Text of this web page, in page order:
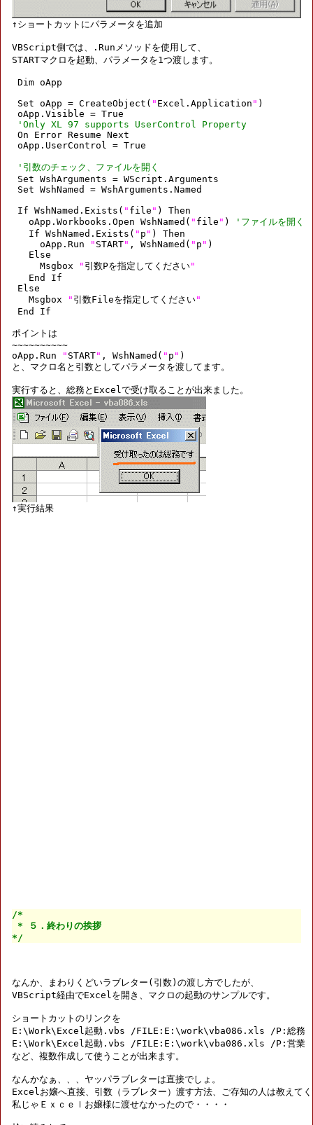
VBScript側では、.Runメソッドを使用して、
STARTマクロを起動、パラメータを1つ渡します。
Dim oApp
Set oApp = CreateObject( " Excel.Application " )
oApp.Visible = True
'Only XL 97 supports UserControl Property
On Error Resume Next
oApp.UserControl = True
'引数のチェック、ファイルを開く
Set WshArguments = WScript.Arguments
Set WshNamed = WshArguments.Named
If WshNamed.Exists( " file " ) Then
   oApp.Workbooks.Open WshNamed(
" file " )
'ファイルを開く
   If WshNamed.Exists(
" p " ) Then
     oApp.Run
" START" , WshNamed( " p " )
   Else
     Msgbox
" 引数Pを指定してください"
   End If
Else
   Msgbox
" 引数Fileを指定してください"
End If
ポイントは
~~~~~~~~~~
oApp.Run
" START" , WshNamed( " p " )
と、マクロ名と引数としてパラメータを渡してます。
/*
* ５．終わりの挨拶
*/
なんか、まわりくどいラブレター(引数)の渡し方でしたが、
VBScript経由でExcelを開き、マクロの起動のサンプルです。
ショートカットのリンクを
E:\Work\Excel起動.vbs /FILE:E:\work\vba086.xls /P:総務
E:\Work\Excel起動.vbs /FILE:E:\work\vba086.xls /P:営業
など、複数作成して使うことが出来ます。
なんかなぁ、、、ヤッパラブレターは直接でしょ。
Excelお嬢へ直接、引数（ラブレター）渡す方法、ご存知の人は教えて
私じゃＥｘｃｅｌお嬢様に渡せなかったので・・・・